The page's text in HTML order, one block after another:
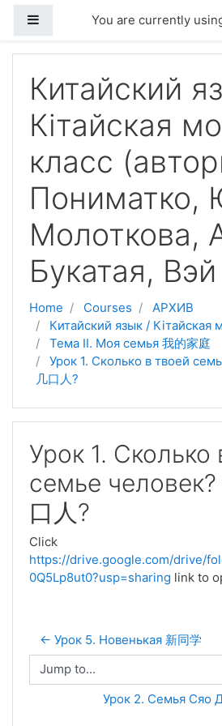
Side panelYou are currently
Китайский
Кітайская
класс
Пониматко,
Молоткова,
Букатая,
Home Courses
АРХИВ
Китайский язык / Кітайская
Тема II. Моя семья 我的家庭
Урок 1. Сколько в твоей
几口人?
Урок 1. Сколько
семье
口人?
Click
https://drive.google.com/drive/
0Q5Lp8ut0?usp=sharing link to
← Урок 5. Новенькая 新同学
Jump to...
Урок 2. Семья Сяо